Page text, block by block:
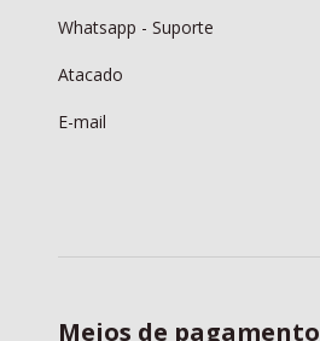
Whatsapp - Suporte
Atacado
E-mail
Meios de pagamento